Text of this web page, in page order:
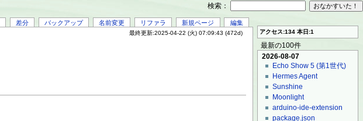
差分 バックアップ 名前変更 リファラ 新規ページ 編集
最終更新:2025-04-22 (火) 07:09:43 (472d) アクセス:134 本日:1
最新の100件
2026-08-07
Echo Show 5 (第1世代)
Hermes Agent
Sunshine
Moonlight
arduino-ide-extension
package.json
検索：